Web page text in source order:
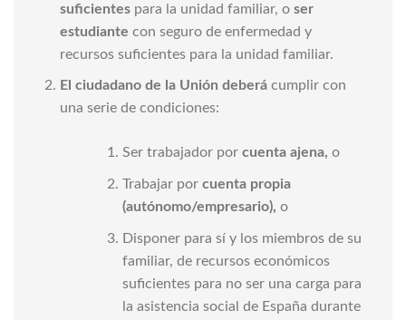
suficientespara la unidad familiar, o ser
estudiante con seguro de enfermedad y
recursos suficientes para la unidad familiar.
El ciudadano de la Unión deberá cumplir con
una serie de condiciones:
Ser trabajador por cuenta ajena, o
Trabajar por cuenta propia
(autónomo/empresario), o
Disponer para sí y los miembros de su
familiar, de recursos económicos
suficientes para no ser una carga para
la asistencia social de España durante